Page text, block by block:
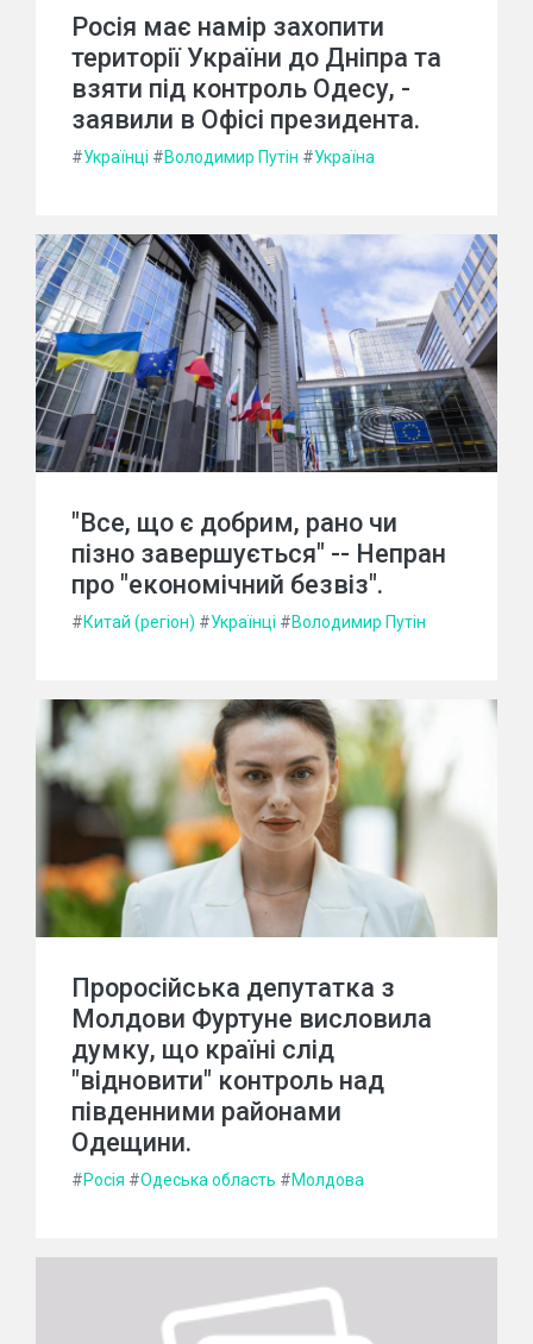
Росія має намір захопити
території України до Дніпра та
взяти під контроль Одесу, -
заявили в Офісі президента.
#Українці #Володимир Путін #Україна
"Все, що є добрим, рано чи
пізно завершується" -- Непран
про "економічний безвіз".
#Китай (регіон) #Українці #Володимир Путін
Проросійська депутатка з
Молдови Фуртуне висловила
думку, що країні слід
"відновити" контроль над
південними районами
Одещини.
#Росія #Одеська область #Молдова